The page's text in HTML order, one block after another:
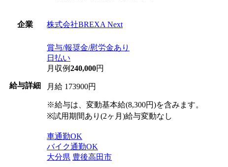
企業 株式会社BREXA Next
給与詳細
賞与/報奨金/慰労金あり
日払い
月収例240,000円
月給 173900円
※給与は、変動基本給(8,300円)を含みます。
※試用期間あり(2ヶ月)給与変動なし
車通勤OK
バイク通勤OK
大分県 豊後高田市